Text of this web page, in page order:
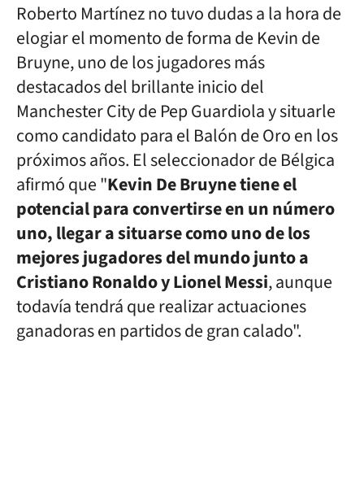
Roberto Martínez no tuvo dudas a la hora de
elogiar el momento de forma de Kevin de
Bruyne, uno de los jugadores más
destacados del brillante inicio del
Manchester City de Pep Guardiola y situarle
como candidato para el Balón de Oro en los
próximos años. El seleccionador de Bélgica
afirmó que "Kevin De Bruyne tiene el
potencial para convertirse en un número
uno, llegar a situarse como uno de los
mejores jugadores del mundo junto a
Cristiano Ronaldo y Lionel Messi, aunque
todavía tendrá que realizar actuaciones
ganadoras en partidos de gran calado".